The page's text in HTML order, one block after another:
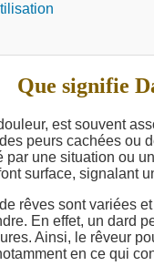
Que signifie
est souvent
peurs cachées
une situation ou
surface, signalant
rêves sont variées
En effet, un dard
Ainsi, le rêveur
en ce qui